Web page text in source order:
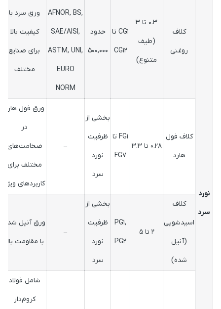
نورد
سرد
کلاف
روغنی
0.3 تا 3
(طیف
متنوع)
CG1 تا
CG12
حدود
500,000
AFNOR, BS,
SAE/AISI,
ASTM, UNI,
EURO
NORM
ورق سرد با
کیفیت بالا
برای صنایع
مختلف
کلاف فول
هارد
0.28 تا 3.3
FG1 تا
FG7
بخشی از
ظرفیت
نورد
سرد
–
ورق فول هارد
در
ضخامت‌های
مختلف برای
کاربردهای ویژه
کلاف
اسیدشویی
(آنيل
شده)
2 تا 5
PG1,
PG2
بخشی از
ظرفیت
نورد
سرد
–
ورق آنیل شده
با مقاومت بالا
شامل فولاد
کروم‌دار